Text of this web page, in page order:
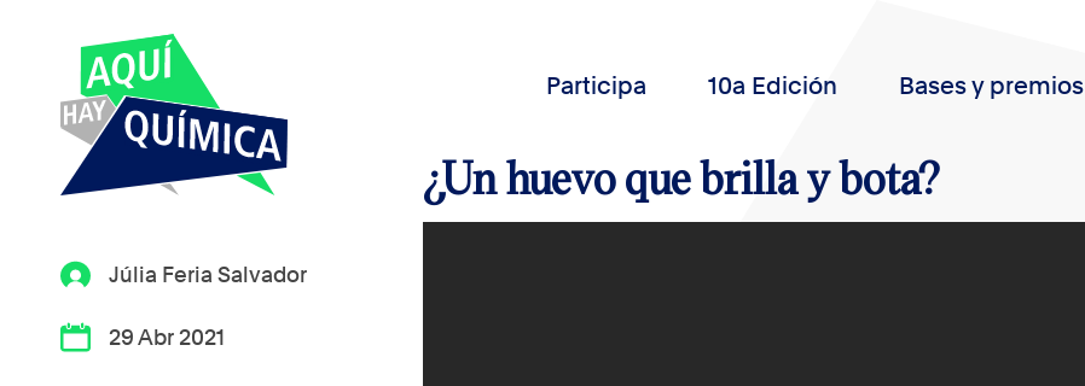
Participa 10a Edición Bases y premios
Júlia Feria Salvador
29 Abr 2021
¿Un huevo que brilla y bota?